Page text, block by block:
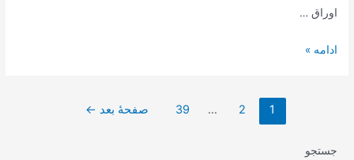
اوراق …
تامین
ریالی
ادامه »
1
2
…
39 صفحهٔ بعد ←
جستجو